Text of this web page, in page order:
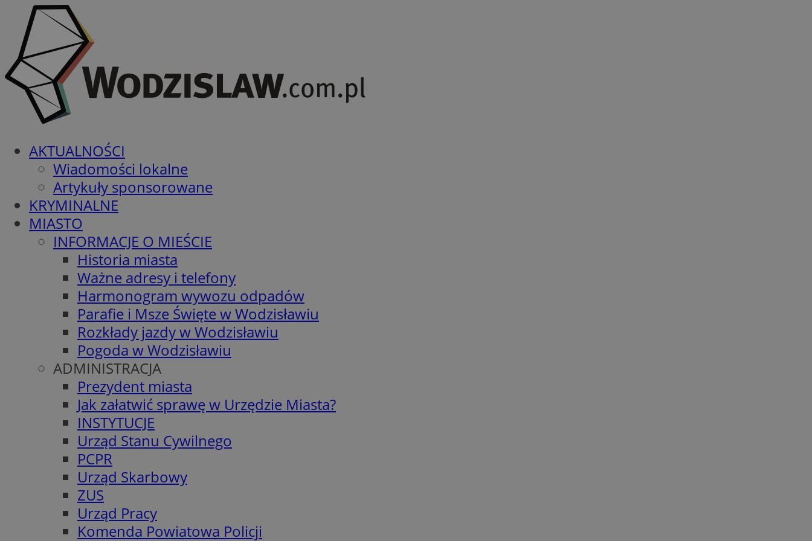
AKTUALNOŚCI
Wiadomości lokalne
Artykuły sponsorowane
KRYMINALNE
MIASTO
INFORMACJE O MIEŚCIE
Historia miasta
Ważne adresy i telefony
Harmonogram wywozu odpadów
Parafie i Msze Święte w Wodzisławiu
Rozkłady jazdy w Wodzisławiu
Pogoda w Wodzisławiu
ADMINISTRACJA
Prezydent miasta
Jak załatwić sprawę w Urzędzie Miasta?
INSTYTUCJE
Urząd Stanu Cywilnego
PCPR
Urząd Skarbowy
ZUS
Urząd Pracy
Komenda Powiatowa Policji